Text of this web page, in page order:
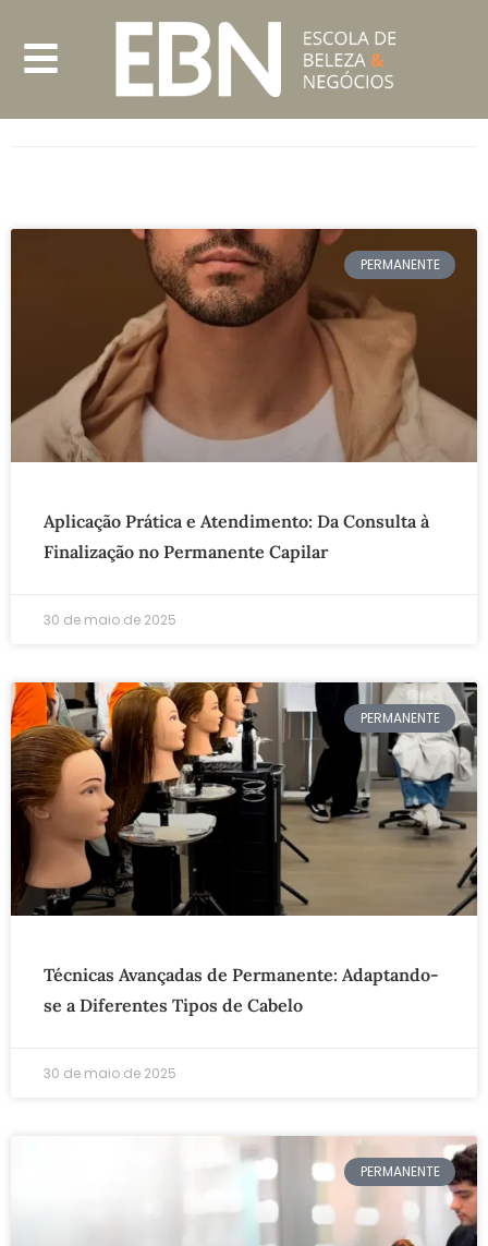
PERMANENTE
Aplicação Prática e Atendimento: Da Consulta à
Finalização no Permanente Capilar
30 de maio de 2025
PERMANENTE
Técnicas Avançadas de Permanente: Adaptando-
se a Diferentes Tipos de Cabelo
30 de maio de 2025
PERMANENTE